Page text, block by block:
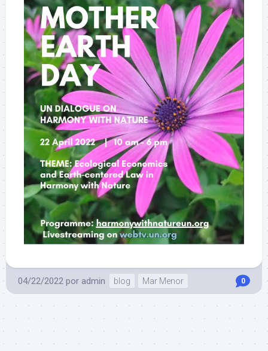
04/22/2022 por admin blog Mar Menor 0